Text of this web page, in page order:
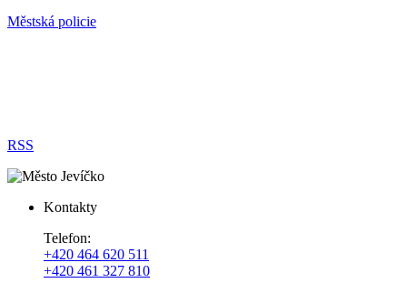
Městská policie
RSS
Kontakty
Telefon:
+420 464 620 511
+420 461 327 810